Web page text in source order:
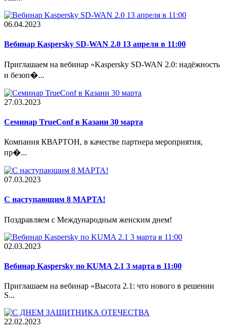
06.04.2023
Вебинар Kaspersky SD-WAN 2.0 13 апреля в 11:00
Приглашаем на вебинар «Kaspersky SD-WAN 2.0: надёжность
и безоп�...
27.03.2023
Семинар TrueConf в Казани 30 марта
Компания КВАРТОН, в качестве партнера мероприятия,
пр�...
07.03.2023
С наступающим 8 МАРТА!
Поздравляем с Международным женским днем!
02.03.2023
Вебинар Kaspersky по KUMA 2.1 3 марта в 11:00
Приглашаем на вебинар «Высота 2.1: что нового в решении
S...
22.02.2023